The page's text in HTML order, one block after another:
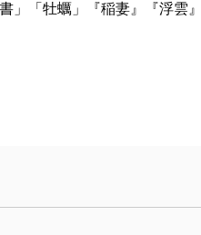
」「牡蠣」『稲妻』『浮雲』